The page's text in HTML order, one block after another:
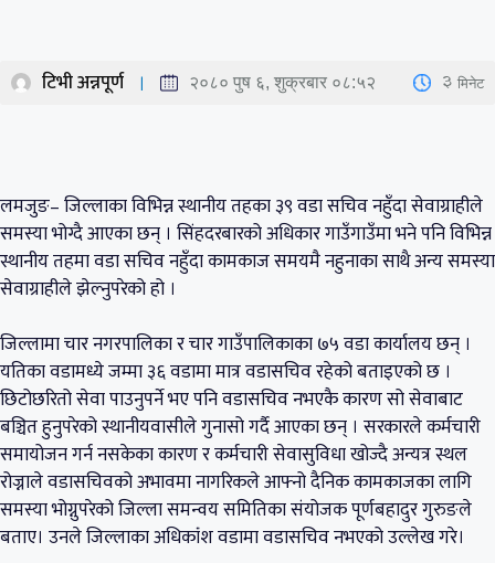
टिभी अन्नपूर्ण २०८० पुष ६, शुक्रबार ०८:५२ 3 मिनेट
लमजुङ– जिल्लाका विभिन्न स्थानीय तहका ३९ वडा सचिव नहुँदा सेवाग्राहीले
समस्या भोग्दै आएका छन् । सिंहदरबारको अधिकार गाउँगाउँमा भने पनि विभिन्न
स्थानीय तहमा वडा सचिव नहुँदा कामकाज समयमै नहुनाका साथै अन्य समस्या
सेवाग्राहीले झेल्नुपरेको हो ।
जिल्लामा चार नगरपालिका र चार गाउँपालिकाका ७५ वडा कार्यालय छन् ।
यतिका वडामध्ये जम्मा ३६ वडामा मात्र वडासचिव रहेको बताइएको छ ।
छिटोछरितो सेवा पाउनुपर्ने भए पनि वडासचिव नभएकै कारण सो सेवाबाट
बञ्चित हुनुपरेको स्थानीयवासीले गुनासो गर्दै आएका छन् । सरकारले कर्मचारी
समायोजन गर्न नसकेका कारण र कर्मचारी सेवासुविधा खोज्दै अन्यत्र स्थल
रोज्नाले वडासचिवको अभावमा नागरिकले आफ्नो दैनिक कामकाजका लागि
समस्या भोग्नुपरेको जिल्ला समन्वय समितिका संयोजक पूर्णबहादुर गुरुङले
बताए। उनले जिल्लाका अधिकांंश वडामा वडासचिव नभएको उल्लेख गरे।